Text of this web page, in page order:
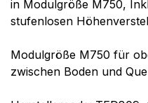
in Modulgröße M750,
stufenlosen
Modulgröße M750 für
zwischen Boden und